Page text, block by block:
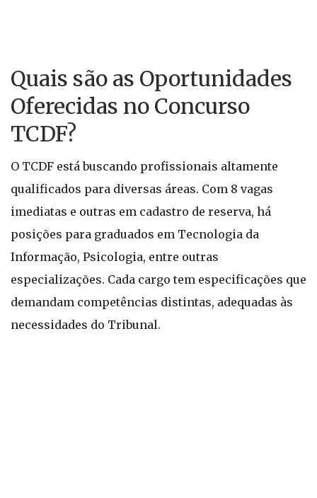
Quais são as Oportunidades
Oferecidas no Concurso
TCDF?
O TCDF está buscando profissionais altamente
qualificados para diversas áreas. Com 8 vagas
imediatas e outras em cadastro de reserva, há
posições para graduados em Tecnologia da
Informação, Psicologia, entre outras
especializações. Cada cargo tem especificações que
demandam competências distintas, adequadas às
necessidades do Tribunal.